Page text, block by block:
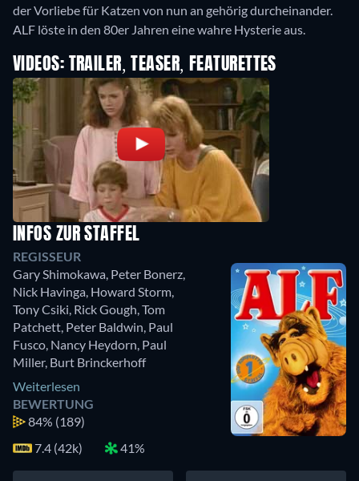
der Vorliebe für Katzen von nun an gehörig durcheinander.
ALF löste in den 80er Jahren eine wahre Hysterie aus.
VIDEOS: TRAILER, TEASER, FEATURETTES
INFOS ZUR STAFFEL
REGISSEUR
Gary Shimokawa, Peter Bonerz,
Nick Havinga, Howard Storm,
Tony Csiki, Rick Gough,Tom
Patchett, Peter Baldwin, Paul
Fusco, Nancy Heydorn, Paul
Miller, Burt Brinckerhoff
Weiterlesen
BEWERTUNG
84% (189)
7.4 (42k)
41%